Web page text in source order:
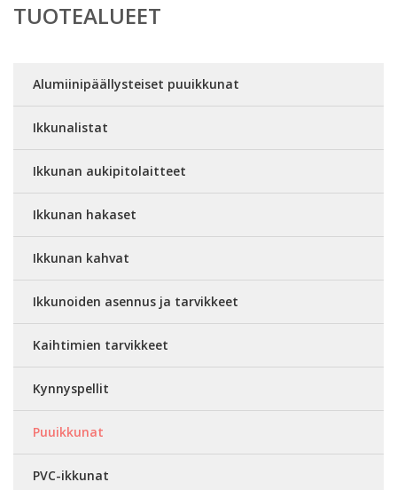
TUOTEALUEET
Alumiinipäällysteiset puuikkunat
Ikkunalistat
Ikkunan aukipitolaitteet
Ikkunan hakaset
Ikkunan kahvat
Ikkunoiden asennus ja tarvikkeet
Kaihtimien tarvikkeet
Kynnyspellit
Puuikkunat
PVC-ikkunat